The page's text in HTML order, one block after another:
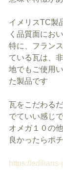
イメリスTC製
く品質面にお
特に、フラン
ている瓦は、
地でもご使用
た製品です
瓦をこだわる
でていい感じ
オメガ１０の
良かったらポ
https://